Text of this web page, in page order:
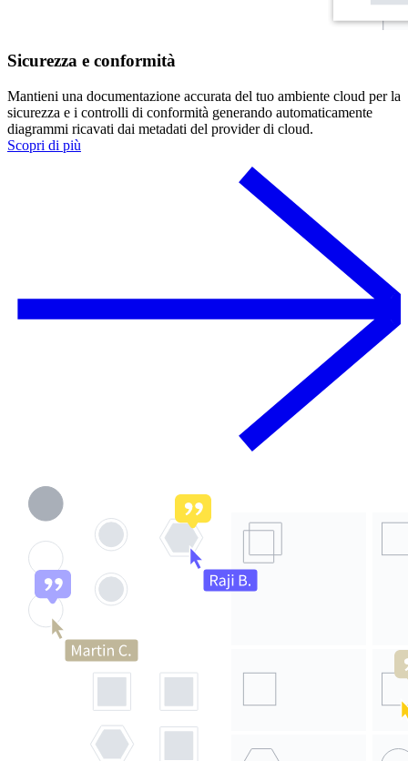
Sicurezza e conformità
Mantieni una documentazione accurata del tuo ambiente cloud per la
sicurezza e i controlli di conformità generando automaticamente
diagrammi ricavati dai metadati del provider di cloud.
Scopri di più